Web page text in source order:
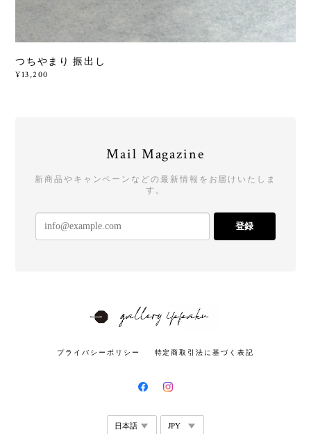
つちやまり 振出し
¥13,200
Mail Magazine
新商品やキャンペーンなどの最新情報をお届けいたしま
す。
登録
プライバシーポリシー 特定商取引法に基づく表記